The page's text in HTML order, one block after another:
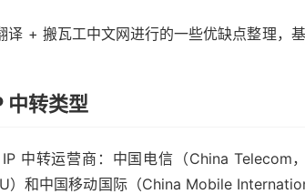
译 + 搬瓦工中文网进行的一些优缺点整理，
中转类型
中转运营商：中国电信（China Telecom
）和中国移动国际（China Mobile